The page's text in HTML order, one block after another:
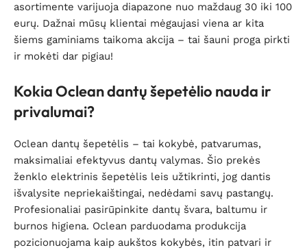
asortimente varijuoja diapazone nuo maždaug 30 iki 100
eurų. Dažnai mūsų klientai mėgaujasi viena ar kita
šiems gaminiams taikoma akcija – tai šauni proga pirkti
ir mokėti dar pigiau!
Kokia Oclean dantų šepetėlio nauda ir
privalumai?
Oclean dantų šepetėlis – tai kokybė, patvarumas,
maksimaliai efektyvus dantų valymas. Šio prekės
ženklo elektrinis šepetėlis leis užtikrinti, jog dantis
išvalysite nepriekaištingai, nedėdami savų pastangų.
Profesionaliai pasirūpinkite dantų švara, baltumu ir
burnos higiena. Oclean parduodama produkcija
pozicionuojama kaip aukštos kokybės, itin patvari ir